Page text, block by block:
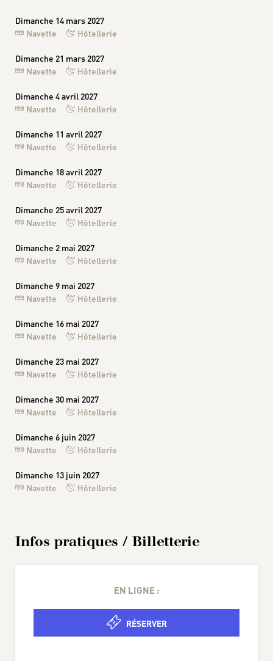
Dimanche 14 mars 2027
Navette
Hôtellerie
Dimanche 21 mars 2027
Navette
Hôtellerie
Dimanche 4 avril 2027
Navette
Hôtellerie
Dimanche 11 avril 2027
Navette
Hôtellerie
Dimanche 18 avril 2027
Navette
Hôtellerie
Dimanche 25 avril 2027
Navette
Hôtellerie
Dimanche 2 mai 2027
Navette
Hôtellerie
Dimanche 9 mai 2027
Navette
Hôtellerie
Dimanche 16 mai 2027
Navette
Hôtellerie
Dimanche 23 mai 2027
Navette
Hôtellerie
Dimanche 30 mai 2027
Navette
Hôtellerie
Dimanche 6 juin 2027
Navette
Hôtellerie
Dimanche 13 juin 2027
Navette
Hôtellerie
Infos pratiques / Billetterie
EN LIGNE :
RÉSERVER